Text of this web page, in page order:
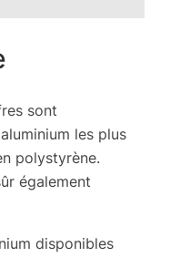
sont
les plus
polystyrène.
également
disponibles